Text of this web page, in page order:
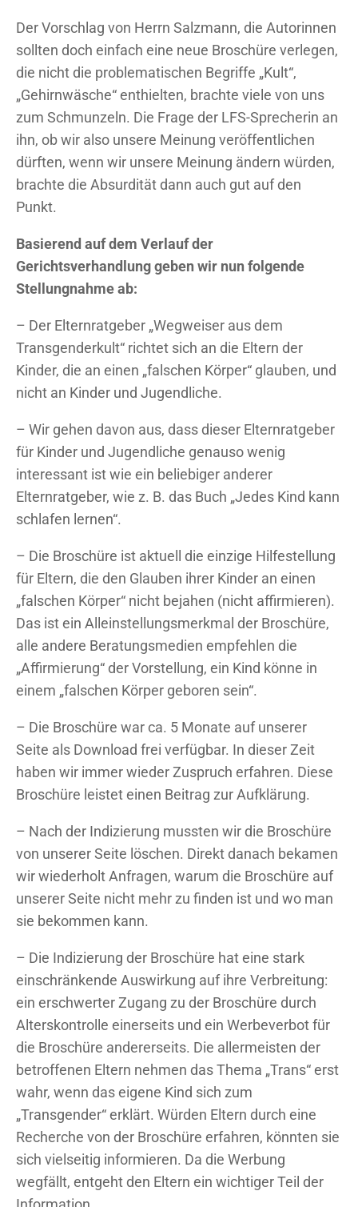
Der Vorschlag von Herrn Salzmann, die Autorinnen
sollten doch einfach eine neue Broschüre verlegen,
die nicht die problematischen Begriffe „Kult“,
„Gehirnwäsche“ enthielten, brachte viele von uns
zum Schmunzeln. Die Frage der LFS-Sprecherin an
ihn, ob wir also unsere Meinung veröffentlichen
dürften, wenn wir unsere Meinung ändern würden,
brachte die Absurdität dann auch gut auf den
Punkt.
Basierend auf dem Verlauf der
Gerichtsverhandlung geben wir nun folgende
Stellungnahme ab:
– Der Elternratgeber „Wegweiser aus dem
Transgenderkult“ richtet sich an die Eltern der
Kinder, die an einen „falschen Körper“ glauben, und
nicht an Kinder und Jugendliche.
– Wir gehen davon aus, dass dieser Elternratgeber
für Kinder und Jugendliche genauso wenig
interessant ist wie ein beliebiger anderer
Elternratgeber, wie z. B. das Buch „Jedes Kind kann
schlafen lernen“.
– Die Broschüre ist aktuell die einzige Hilfestellung
für Eltern, die den Glauben ihrer Kinder an einen
„falschen Körper“ nicht bejahen (nicht affirmieren).
Das ist ein Alleinstellungsmerkmal der Broschüre,
alle andere Beratungsmedien empfehlen die
„Affirmierung“ der Vorstellung, ein Kind könne in
einem „falschen Körper geboren sein“.
– Die Broschüre war ca. 5 Monate auf unserer
Seite als Download frei verfügbar. In dieser Zeit
haben wir immer wieder Zuspruch erfahren. Diese
Broschüre leistet einen Beitrag zur Aufklärung.
– Nach der Indizierung mussten wir die Broschüre
von unserer Seite löschen. Direkt danach bekamen
wir wiederholt Anfragen, warum die Broschüre auf
unserer Seite nicht mehr zu finden ist und wo man
sie bekommen kann.
– Die Indizierung der Broschüre hat eine stark
einschränkende Auswirkung auf ihre Verbreitung:
ein erschwerter Zugang zu der Broschüre durch
Alterskontrolle einerseits und ein Werbeverbot für
die Broschüre andererseits. Die allermeisten der
betroffenen Eltern nehmen das Thema „Trans“ erst
wahr, wenn das eigene Kind sich zum
„Transgender“ erklärt. Würden Eltern durch eine
Recherche von der Broschüre erfahren, könnten sie
sich vielseitig informieren. Da die Werbung
wegfällt, entgeht den Eltern ein wichtiger Teil der